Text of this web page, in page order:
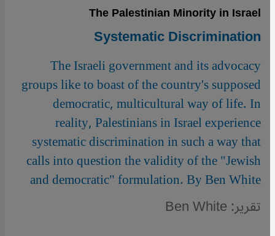
The Palestinian Minority in Israel
Systematic Discrimination
The Israeli government and its advocacy
groups like to boast of the country's supposed
democratic, multicultural way of life. In
reality, Palestinians in Israel experience
systematic discrimination in such a way that
calls into question the validity of the "Jewish
and democratic" formulation. By Ben White
تقرير: Ben White